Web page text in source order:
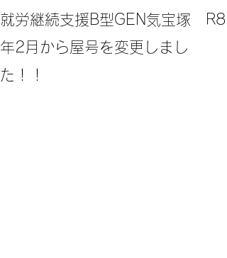
​就労継続支援B型GEN気宝塚 R8
年2月から屋号を変更しまし
た！！